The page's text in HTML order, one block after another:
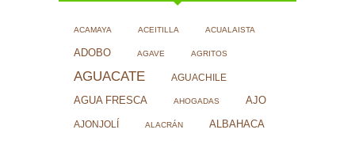
ACAMAYA ACEITILLA ACUALAISTA
ADOBO AGAVE AGRITOS
AGUACATE AGUACHILE
AGUA FRESCA AHOGADAS AJO
AJONJOLÍ ALACRÁN ALBAHACA